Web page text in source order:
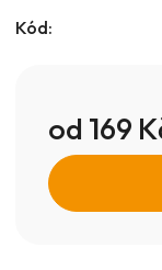
Kód:
od 169
Měrná cena: